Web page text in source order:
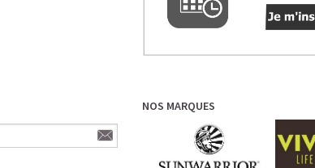
NOS MARQUES